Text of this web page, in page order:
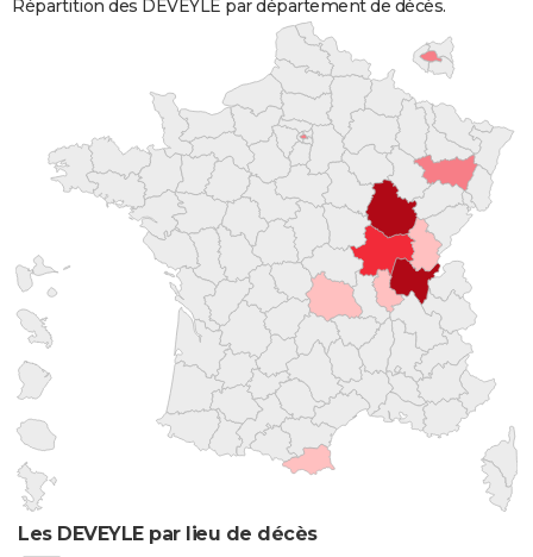
Répartition des DEVEYLE par département de décès.
Les DEVEYLE par lieu de décès